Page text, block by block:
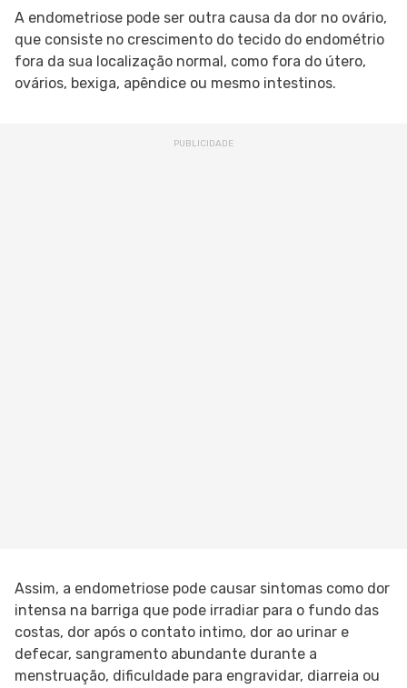
A endometriose pode ser outra causa da dor no ovário,
que consiste no crescimento do tecido do endométrio
fora da sua localização normal, como fora do útero,
ovários, bexiga, apêndice ou mesmo intestinos.
Assim, a endometriose pode causar sintomas como dor
intensa na barriga que pode irradiar para o fundo das
costas, dor após o contato intimo, dor ao urinar e
defecar, sangramento abundante durante a
menstruação, dificuldade para engravidar, diarreia ou